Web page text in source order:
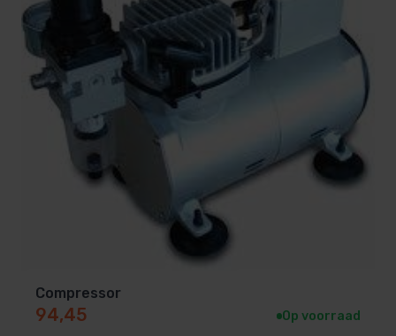
Compressor
94,45 Op voorraad